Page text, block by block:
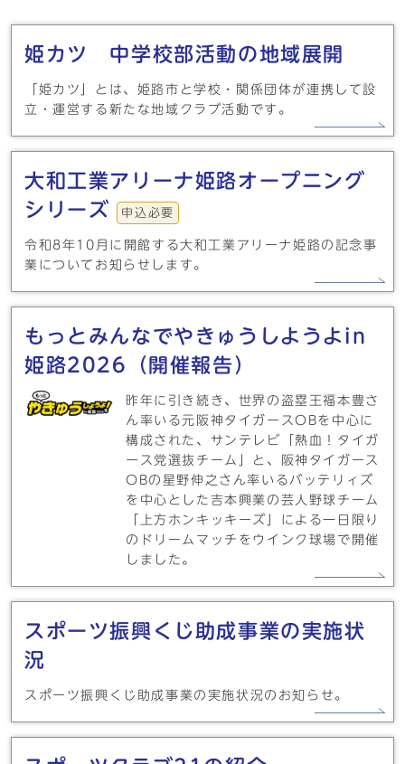
メインメニュー
姫カツ 中学校部活動の地域展開
「姫カツ」とは、姫路市と学校・関係団体が連携して設
立・運営する新たな地域クラブ活動です。
大和工業アリーナ姫路オープニング
シリーズ
申込必要
令和8年10月に開館する大和工業アリーナ姫路の記念事
業についてお知らせします。
もっとみんなでやきゅうしようよin
姫路2026​（開催報告）
昨年に引き続き、世界の盗塁王福本豊さ
ん率いる元阪神タイガースOBを中心に
構成された、サンテレビ「熱血！タイガ
ース党選抜チーム」と、阪神タイガース
OBの星野伸之さん率いるバッテリィズ
を中心とした吉本興業の芸人野球チーム
「上方ホンキッキーズ」による一日限り
のドリームマッチをウインク球場で開催
しました。
スポーツ振興くじ助成事業の実施状
況
スポーツ振興くじ助成事業の実施状況のお知らせ。